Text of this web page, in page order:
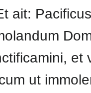
ait:
et
ut